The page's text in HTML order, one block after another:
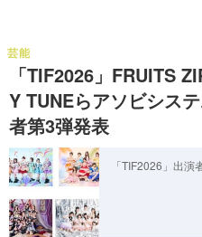
「TIF2026」FRUITS
Y TUNEらアソビシス
者第3弾発表
芸能
「TIF2026」出演